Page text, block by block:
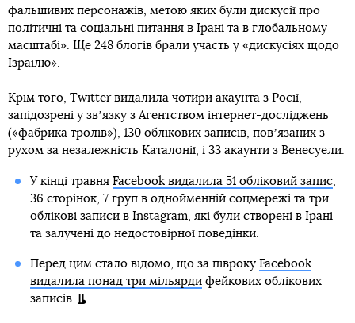
фальшивих персонажів, метою яких були дискусії про
політичні та соціальні питання в Ірані та в глобальному
масштабі». Ще 248 блогів брали участь у «дискусіях щодо
Ізраїлю».
Крім того, Twitter видалила чотири акаунта з Росії,
запідозрені у звʼязку з Агентством інтернет-досліджень
(«фабрика тролів»), 130 облікових записів, повʼязаних з
рухом за незалежність Каталонії, і 33 акаунти з Венесуели.
У кінці травня Facebook видалила 51 обліковий запис,
36 сторінок, 7 груп в однойменній соцмережі та три
облікові записи в Instagram, які були створені в Ірані
та залучені до недостовірної поведінки.
Перед цим стало відомо, що за півроку Facebook
видалила понад три мільярдифейкових облікових
записів.